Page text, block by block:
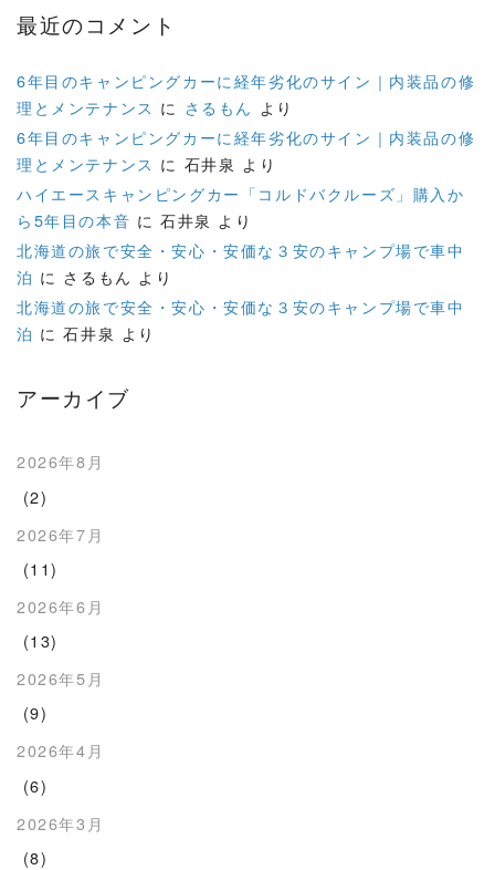
最近のコメント
6年目のキャンピングカーに経年劣化のサイン｜内装品の修
理とメンテナンス に さるもん より
6年目のキャンピングカーに経年劣化のサイン｜内装品の修
理とメンテナンス に 石井泉 より
ハイエースキャンピングカー「コルドバクルーズ」購入か
ら5年目の本音 に石井泉 より
北海道の旅で安全・安心・安価な３安のキャンプ場で車中
泊 に さるもん より
北海道の旅で安全・安心・安価な３安のキャンプ場で車中
泊 に石井泉 より
アーカイブ
2026年8月
(2)
2026年7月
(11)
2026年6月
(13)
2026年5月
(9)
2026年4月
(6)
2026年3月
(8)